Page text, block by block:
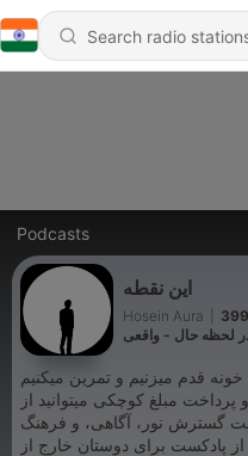
Podcasts
این نقطه
Hosein Aura
خوشحالت نمی‌کند؟ قدرت
لحظه حال - واقعی
خونه قدم میزنیم و تمرین میکنیم
لینک و پرداخت مبلغ کوچکی میتوانید از
گسترش نور، آگاهی، و فرهنگ
لینک حمایت از پادکست برای دوستان خارج از